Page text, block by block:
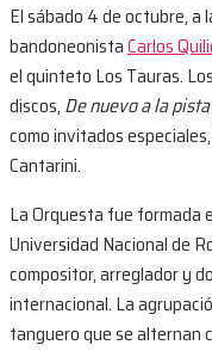
El sábado 4 de octubre, a
bandoneonistaCarlos
el quinteto Los Tauras.
discos, De nuevo a la pista
como invitados
Cantarini.
La Orquesta fue formada
Universidad Nacional de
compositor, arreglador y
internacional. La
tanguero que se alternan